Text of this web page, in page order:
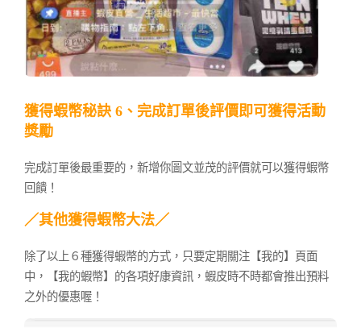
獲得蝦幣秘訣 6、完成訂單後評價即可獲得活動
獎勵
完成訂單後最重要的，新增你圖文並茂的評價就可以獲得蝦幣
回饋！
／其他獲得蝦幣大法／
除了以上６種獲得蝦幣的方式，只要定期關注【我的】頁面
中，【我的蝦幣】的各項好康資訊，蝦皮時不時都會推出預料
之外的優惠喔！